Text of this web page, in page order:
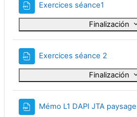
Exercices séance1
Finalización
Exercices séance 2
Finalización
Mémo L1 DAPI JTA paysage